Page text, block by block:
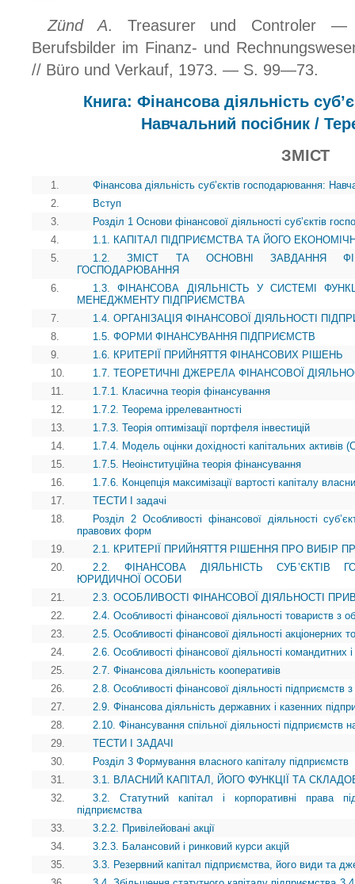
Zünd A. Treasurer und Controler —
Berufsbilder im Finanz- und
// Büro und Verkauf, 1973. — S. 99—73.
Книга: Фінансова діяльність
Навчальний посібник /
ЗМІСТ
1.
Фінансова діяльність суб’єктів господарювання:
2.
Вступ
3.
Розділ 1 Основи фінансової діяльності суб’єктів
4.
1.1. КАПІТАЛ ПІДПРИЄМСТВА ТА ЙОГО
5.
1.2. ЗМІСТ ТА ОСНОВНІ ЗАВДАННЯ
ГОСПОДАРЮВАННЯ
6.
1.3. ФІНАНСОВА ДІЯЛЬНІСТЬ У СИСТЕМІ
МЕНЕДЖМЕНТУ ПІДПРИЄМСТВА
7.
1.4. ОРГАНІЗАЦІЯ ФІНАНСОВОЇ ДІЯЛЬНОСТІ
8.
1.5. ФОРМИ ФІНАНСУВАННЯ ПІДПРИЄМСТВ
9.
1.6. КРИТЕРІЇ ПРИЙНЯТТЯ ФІНАНСОВИХ РІШЕНЬ
10.
1.7. ТЕОРЕТИЧНІ ДЖЕРЕЛА ФІНАНСОВОЇ
11.
1.7.1. Класична теорія фінансування
12.
1.7.2. Теорема іррелевантності
13.
1.7.3. Теорія оптимізації портфеля інвестицій
14.
1.7.4. Модель оцінки дохідності капітальних активів
15.
1.7.5. Неоінституційна теорія фінансування
16.
1.7.6. Концепція максимізації вартості капіталу
17.
ТЕСТИ І задачі
18.
Розділ 2 Особливості фінансової діяльності
правових форм
19.
2.1. КРИТЕРІЇ ПРИЙНЯТТЯ РІШЕННЯ ПРО ВИБІР
20.
2.2. ФІНАНСОВА ДІЯЛЬНІСТЬ СУБ’ЄКТІВ
ЮРИДИЧНОЇ ОСОБИ
21.
2.3. ОСОБЛИВОСТІ ФІНАНСОВОЇ ДІЯЛЬНОСТІ
22.
2.4. Особливості фінансової діяльності товариств з
23.
2.5. Особливості фінансової діяльності акціонерних
24.
2.6. Особливості фінансової діяльності командитних
25.
2.7. Фінансова діяльність кооперативів
26.
2.8. Особливості фінансової діяльності підприємств
27.
2.9. Фінансова діяльність державних і казенних
28.
2.10. Фінансування спільної діяльності підприємств
29.
ТЕСТИ І ЗАДАЧІ
30.
Розділ 3 Формування власного капіталу підприємств
31.
3.1. ВЛАСНИЙ КАПІТАЛ, ЙОГО ФУНКЦІЇ ТА
32.
3.2. Статутний капітал і корпоративні права
підприємства
33.
3.2.2. Привілейовані акції
34.
3.2.3. Балансовий і ринковий курси акцій
35.
3.3. Резервний капітал підприємства, його види та